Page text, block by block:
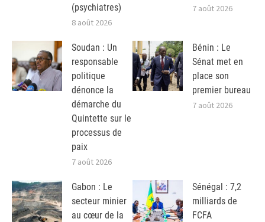
(psychiatres)
8 août 2026
7 août 2026
Soudan : Un
responsable
politique
dénonce la
démarche du
Quintette sur le
processus de
paix
7 août 2026
Bénin : Le
Sénat met en
place son
premier bureau
7 août 2026
Gabon : Le
secteur minier
au cœur de la
Sénégal : 7,2
milliards de
FCFA